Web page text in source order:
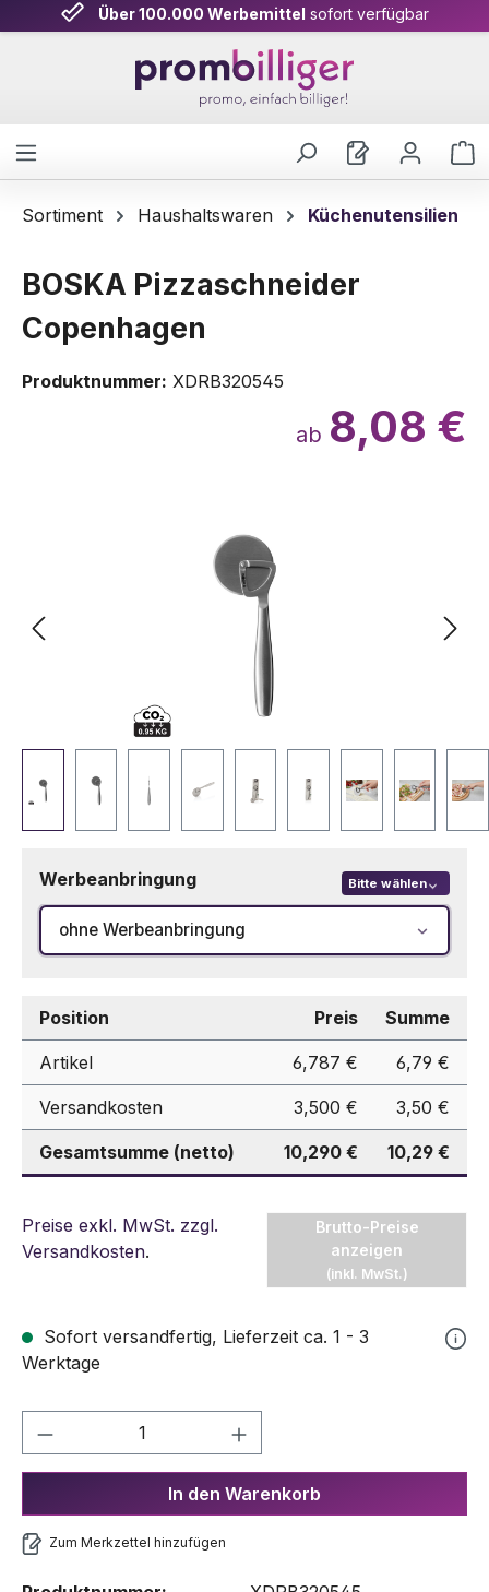
Zum Hauptinhalt springen
Über 100.000 Werbemittel sofort verfügbar
Sortiment Haushaltswaren Küchenutensilien
BOSKA Pizzaschneider
Copenhagen
Produktnummer: XDRB320545
ab 8,08 €
Werbeanbringung Bitte wählen
ohne Werbeanbringung
Position Preis Summe
Artikel 6,787 € 6,79 €
Versandkosten 3,500 € 3,50 €
Gesamtsumme (netto) 10,290 € 10,29 €
Preise exkl. MwSt. zzgl.
Versandkosten.
Brutto-Preise
anzeigen
(inkl. MwSt.)
Sofort versandfertig, Lieferzeit ca. 1 - 3
Werktage
Produkt Anzahl: Gib den
In den Warenkorb
Zum Merkzettel hinzufügen